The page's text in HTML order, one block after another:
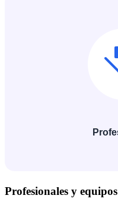
Profesionales y equipos